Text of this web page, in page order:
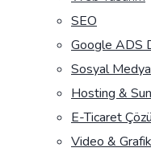
SEO
Google ADS
Sosyal Medya
Hosting &
E-Ticaret
Video & Grafik